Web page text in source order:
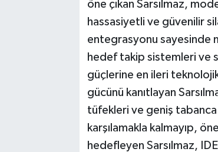
öne çıkan Sarsılmaz,
hassasiyetli ve güvenilir
entegrasyonu sayesinde
hedef takip sistemleri ve
güçlerine en ileri
gücünü kanıtlayan
tüfekleri ve geniş
karşılamakla kalmayıp,
hedefleyen Sarsılmaz,